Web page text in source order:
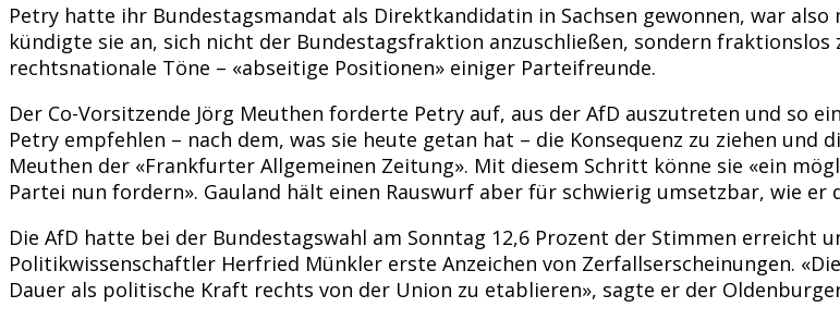
Petry hatte ihr Bundestagsmandat als Direktkandidatin in Sachsen gewonnen, war
kündigte sie an, sich nicht der Bundestagsfraktion anzuschließen, sondern
rechtsnationale Töne – «abseitige Positionen» einiger Parteifreunde.
Der Co-Vorsitzende Jörg Meuthen forderte Petry auf, aus der AfD auszutreten und so
Petry empfehlen – nach dem, was sie heute getan hat – die Konsequenz zu ziehen
Meuthen der «Frankfurter Allgemeinen Zeitung». Mit diesem Schritt könne sie «ein
Partei nun fordern». Gauland hält einen Rauswurf aber für schwierig umsetzbar, wie
Die AfD hatte bei der Bundestagswahl am Sonntag 12,6 Prozent der Stimmen erreicht
Politikwissenschaftler Herfried Münkler erste Anzeichen von Zerfallserscheinungen.
Dauer als politische Kraft rechts von der Union zu etablieren», sagte er der